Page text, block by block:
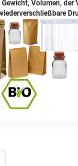
Volumen, der